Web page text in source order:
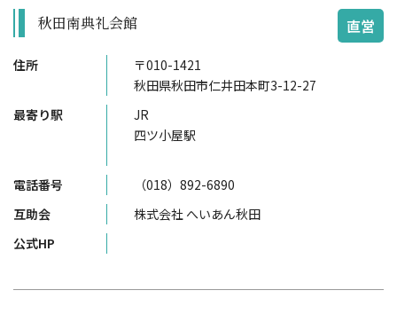
秋田南典礼会館 直営
住所
〒010-1421
秋田県秋田市仁井田本町3-12-27
最寄り駅
JR
四ツ小屋駅
電話番号
（018）892-6890
互助会
株式会社 へいあん秋田
公式HP